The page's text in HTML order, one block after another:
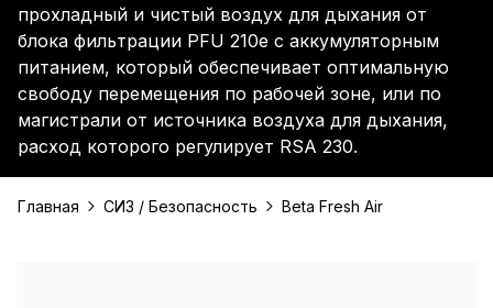
прохладный и чистый воздух для дыхания от
блока фильтрации PFU 210e с аккумуляторным
питанием, который обеспечивает оптимальную
свободу перемещения по рабочей зоне, или по
магистрали от источника воздуха для дыхания,
расход которого регулирует RSA 230.
Главная СИЗ / Безопасность Beta Fresh Air